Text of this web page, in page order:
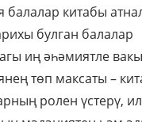
балалар китабы
булган балалар
иң әһәмиятле
төп максаты –
ролен үстерү, ил